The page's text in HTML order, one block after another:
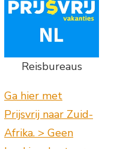
Reisbureaus
Ga hier met
Prijsvrij naar Zuid-
Afrika. > Geen